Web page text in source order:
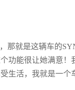
那就是这辆车的
功能很让她满意！
生活，我就是一个